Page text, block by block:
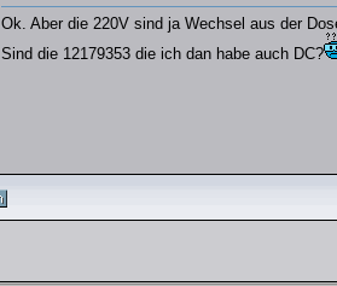
Ok. Aber die 220V sind ja Wechsel aus der
Sind die 12179353 die ich dan habe auch DC?